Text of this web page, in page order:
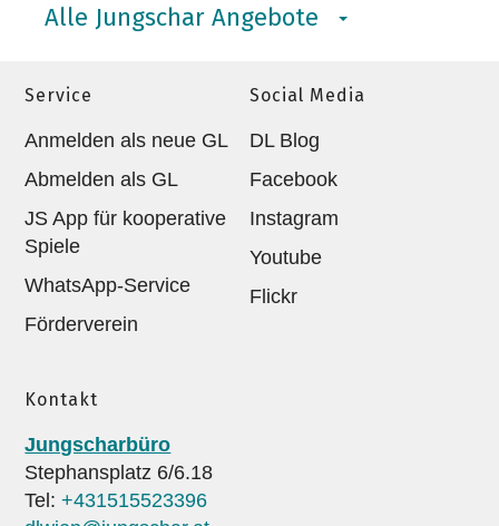
Alle Jungschar Angebote
Service
Anmelden als neue GL
Abmelden als GL
JS App für kooperative
Spiele
WhatsApp-Service
Förderverein
Social Media
DL Blog
Facebook
Instagram
Youtube
Flickr
Kontakt
Jungscharbüro
Stephansplatz 6/6.18
Tel:+431515523396